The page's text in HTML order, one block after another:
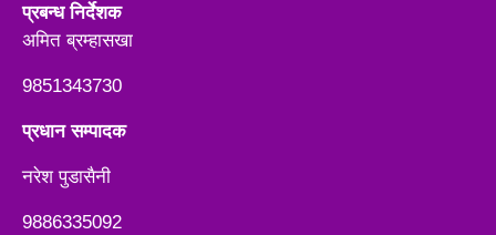
प्रबन्ध निर्देशक
अमित ब्रम्हासखा
9851343730
प्रधान सम्पादक
नरेश पुडासैनी
9886335092